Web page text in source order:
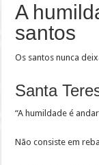
A
santos
Os santos nunca
Santa
“A humildade é
Não consiste em